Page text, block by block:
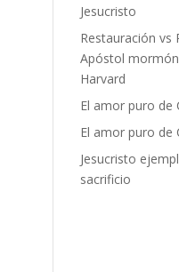
Jesucristo
Restauración vs
Apóstol
Harvard
El amor puro de
El amor puro de
Jesucristo
sacrificio